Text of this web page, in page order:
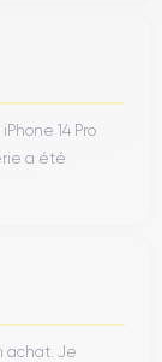
14 Pro
a été
achat. Je